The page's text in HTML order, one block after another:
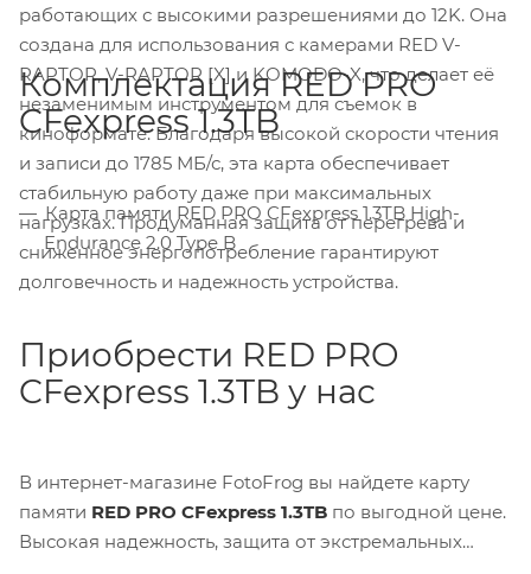
работающих с высокими разрешениями до 12K. Она
создана для использования с камерами RED V-
RAPTOR, V-RAPTOR [X] и KOMODO-X, что делает её
незаменимым инструментом для съемок в
киноформате. Благодаря высокой скорости чтения
и записи до 1785 МБ/с, эта карта обеспечивает
стабильную работу даже при максимальных
нагрузках. Продуманная защита от перегрева и
сниженное энергопотребление гарантируют
долговечность и надежность устройства.
Комплектация RED PRO
CFexpress 1.3TB
Карта памяти RED PRO CFexpress 1.3TB High-
Endurance 2.0 Type B
Приобрести RED PRO
CFexpress 1.3TB у нас
В интернет-магазине FotoFrog вы найдете карту
памяти RED PRO CFexpress 1.3TB по выгодной цене.
Высокая надежность, защита от экстремальных